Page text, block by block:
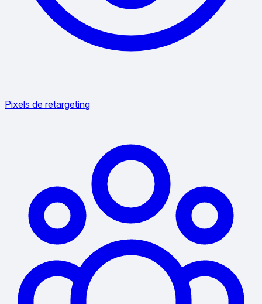
Pixels de retargeting